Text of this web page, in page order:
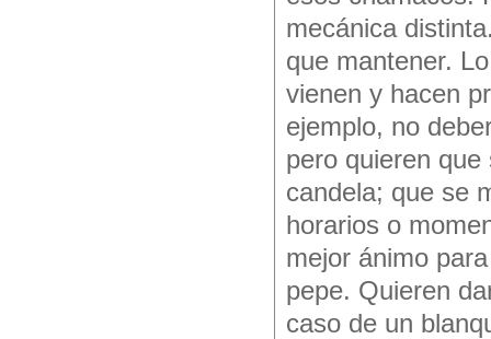
mecánica
que mantener.
vienen y hacen
ejemplo, no
pero quieren
candela; que se
horarios o
mejor ánimo
pepe. Quieren
caso de un